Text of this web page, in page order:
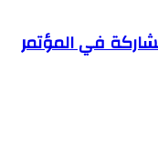
في المؤتمر